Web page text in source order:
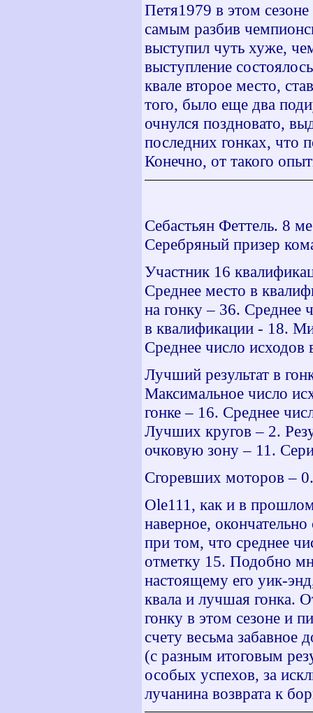
Петя1979 в этом
самым разбив
выступил чуть хуже,
выступление
квале второе место,
того, было еще два
очнулся поздновато,
последних гонках, что
Конечно, от такого
Себастьян Феттель. 8
Серебряный призер
Участник 16
Среднее место в
на гонку – 36. Среднее
в квалификации - 18.
Среднее число
Лучший результат в
Максимальное число
гонке – 16. Среднее
Лучших кругов – 2.
очковую зону – 11.
Сгоревших моторов –
Ole111, как и в
наверное,
при том, что среднее
отметку 15. Подобно
настоящему его уик-
квала и лучшая гонка.
гонку в этом сезоне и
счету весьма забавное
(с разным итоговым
особых успехов, за
лучанина возврата к